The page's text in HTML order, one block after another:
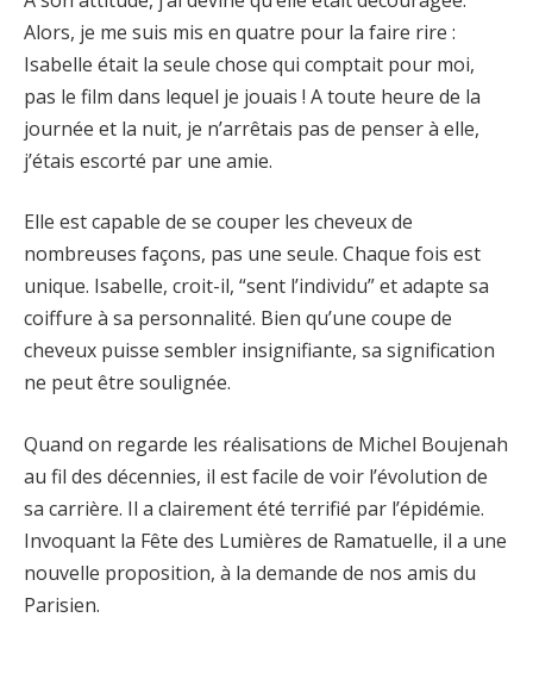
Alors, je me suis mis en quatre pour la faire rire :
Isabelle était la seule chose qui comptait pour moi,
pas le film dans lequel je jouais ! A toute heure de la
journée et la nuit, je n’arrêtais pas de penser à elle,
j’étais escorté par une amie.
Elle est capable de se couper les cheveux de
nombreuses façons, pas une seule. Chaque fois est
unique. Isabelle, croit-il, “sent l’individu” et adapte sa
coiffure à sa personnalité. Bien qu’une coupe de
cheveux puisse sembler insignifiante, sa signification
ne peut être soulignée.
Quand on regarde les réalisations de Michel Boujenah
au fil des décennies, il est facile de voir l’évolution de
sa carrière. Il a clairement été terrifié par l’épidémie.
Invoquant la Fête des Lumières de Ramatuelle, il a une
nouvelle proposition, à la demande de nos amis du
Parisien.